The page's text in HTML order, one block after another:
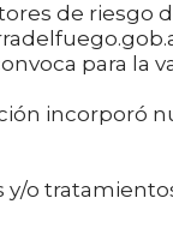
de riesgo
para la
incorporó